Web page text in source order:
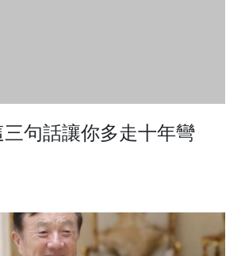
句話讓你多走十年彎